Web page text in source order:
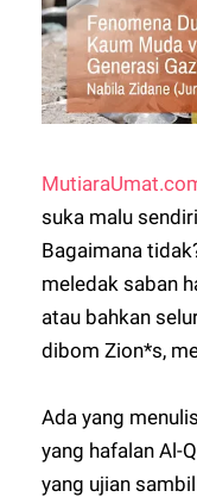
suka malu
Bagaimana
meledak saban
atau bahkan
dibom Zion*s,
Ada yang
yang hafalan Al-
yang ujian